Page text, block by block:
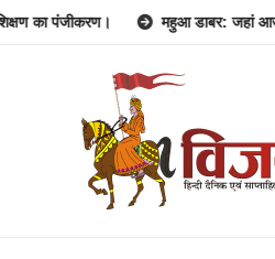
महुआ डाबर: जहां आज भी जिंदा है